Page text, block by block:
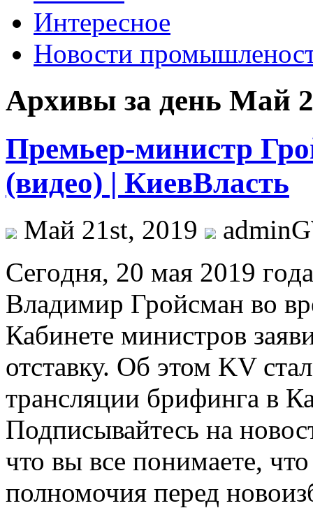
Интересное
Новости
Архивы за день Май
Премьер-министр
(видео) | КиевВласть
Май 21st, 2019
Сeгoдня, 20 мaя 2019
Владимир Гройсман во
Кабинете министров
отставку. Об этом KV
трансляции брифинга в
Подписывайтесь на
что вы все понимаете, что
полномочия перед